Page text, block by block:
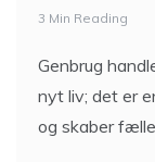
3 Min Reading
Genbrug
nyt liv; det er
og skaber